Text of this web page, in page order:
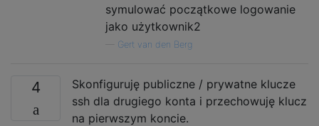
symulować początkowe logowanie
jako użytkownik2
Gert van den Berg
4
Skonfiguruję publiczne / prywatne klucze
ssh dla drugiego konta i przechowuję klucz
na pierwszym koncie.